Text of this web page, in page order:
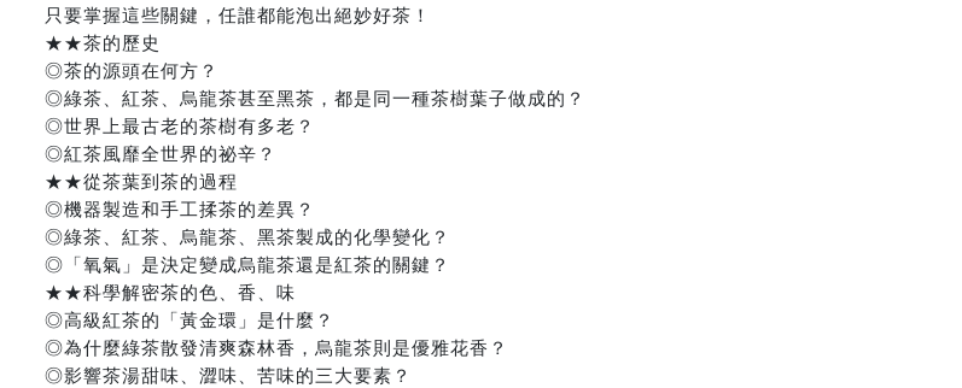
只要掌握這些關鍵，任誰都能泡出絕妙好茶！
★★茶的歷史
◎茶的源頭在何方？
◎綠茶、紅茶、烏龍茶甚至黑茶，都是同一種茶樹葉子做成的？
◎世界上最古老的茶樹有多老？
◎紅茶風靡全世界的祕辛？
★★從茶葉到茶的過程
◎機器製造和手工揉茶的差異？
◎綠茶、紅茶、烏龍茶、黑茶製成的化學變化？
◎「氧氣」是決定變成烏龍茶還是紅茶的關鍵？
★★科學解密茶的色、香、味
◎高級紅茶的「黃金環」是什麼？
◎為什麼綠茶散發清爽森林香，烏龍茶則是優雅花香？
◎影響茶湯甜味、澀味、苦味的三大要素？